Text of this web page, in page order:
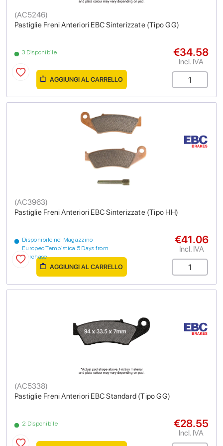
Pastiglie Freni Anteriori EBC Sinterizzate (Tipo GG)
(AC5246)
3 Disponibile €34.58
Incl. IVA
AGGIUNGI AL CARRELLO
Pastiglie Freni Anteriori EBC Sinterizzate (Tipo HH)
(AC3963)
Disponibile nel Magazzino
Europeo Tempistica 5 Days from
purchase
€41.06
Incl. IVA
AGGIUNGI AL CARRELLO
Pastiglie Freni Anteriori EBC Standard (Tipo GG)
(AC5338)
2 Disponibile €28.55
Incl. IVA